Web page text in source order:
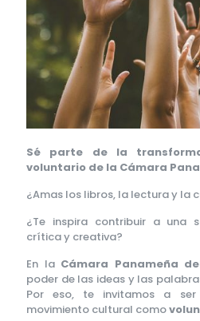
Sé parte de la
voluntario de la Cámara
¿Amas los libros, la lectura y la
¿Te inspira contribuir a una
crítica y creativa?
En la Cámara Panameña
poder de las ideas y las
Por eso, te invitamos a
movimiento cultural como